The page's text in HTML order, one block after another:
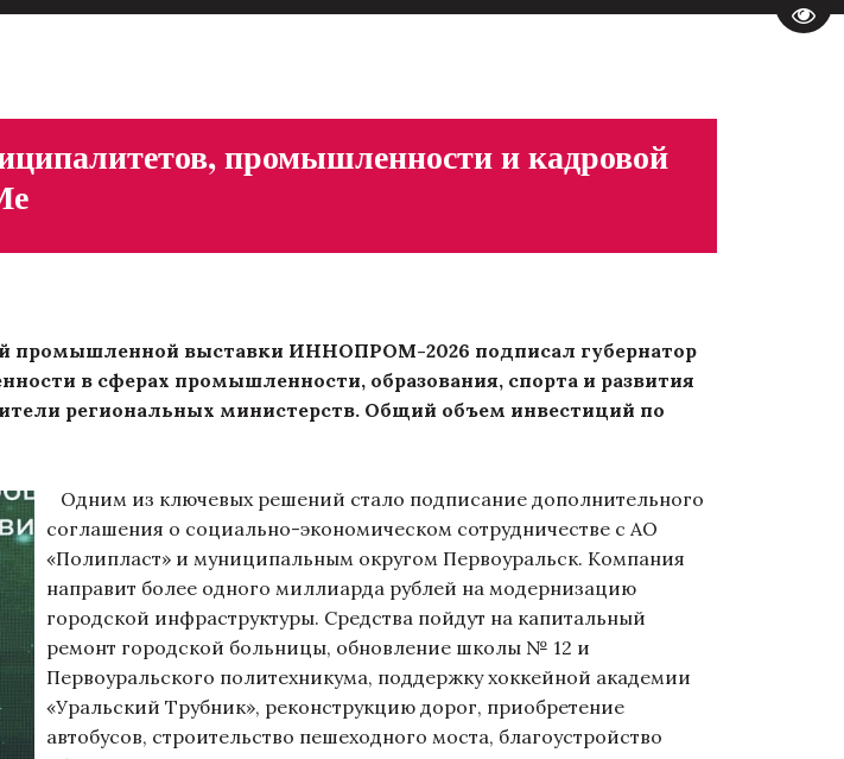
промышленности и кадровой
промышленной выставки ИННОПРОМ-2026 подписал губернатор
в сферах промышленности, образования, спорта и развития
региональных министерств. Общий объем инвестиций по
Одним из ключевых решений стало подписание дополнительного
соглашения о социально-экономическом сотрудничестве с АО
«Полипласт» и муниципальным округом Первоуральск. Компания
направит более одного миллиарда рублей на модернизацию
городской инфраструктуры. Средства пойдут на капитальный
ремонт городской больницы, обновление школы № 12 и
Первоуральского политехникума, поддержку хоккейной академии
«Уральский Трубник», реконструкцию дорог, приобретение
автобусов, строительство пешеходного моста, благоустройство